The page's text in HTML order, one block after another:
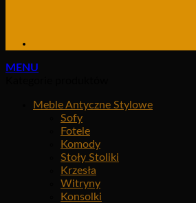
MENU
Meble Antyczne Stylowe
Sofy
Fotele
Komody
Stoły Stoliki
Krzesła
Witryny
Konsolki